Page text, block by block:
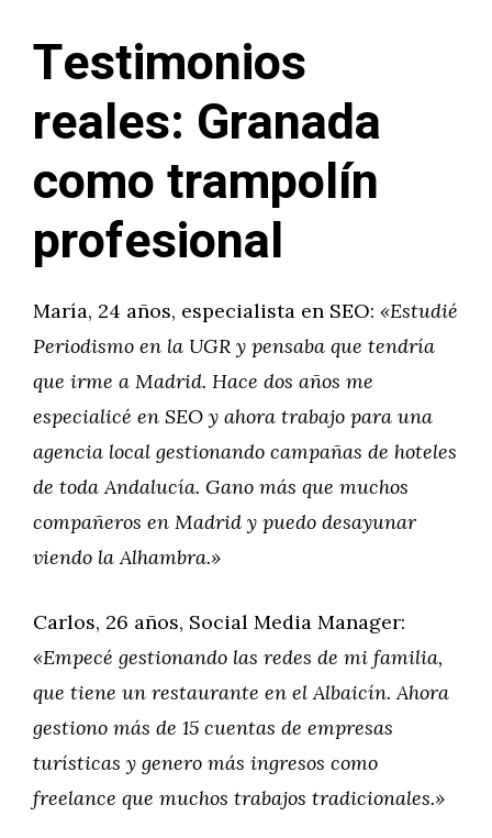
Testimonios
reales: Granada
como trampolín
profesional
María, 24 años, especialista en SEO: «Estudié
Periodismo en la UGR y pensaba que tendría
que irme a Madrid. Hace dos años me
especialicé en SEO y ahora trabajo para una
agencia local gestionando campañas de hoteles
de toda Andalucía. Gano más que muchos
compañeros en Madrid y puedo desayunar
viendo la Alhambra.»
Carlos, 26 años, Social Media Manager:
«Empecé gestionando las redes de mi familia,
que tiene un restaurante en el Albaicín. Ahora
gestiono más de 15 cuentas de empresas
turísticas y genero más ingresos como
freelance que muchos trabajos tradicionales.»